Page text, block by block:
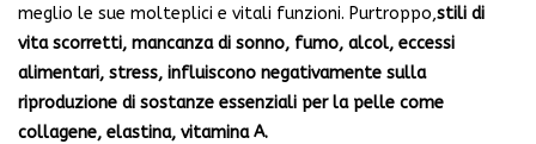
meglio le sue molteplici e vitali funzioni. Purtroppo,stili di
vita scorretti, mancanza di sonno, fumo, alcol, eccessi
alimentari, stress, influiscono negativamente sulla
riproduzione di sostanze essenziali per la pelle come
collagene, elastina, vitamina A.